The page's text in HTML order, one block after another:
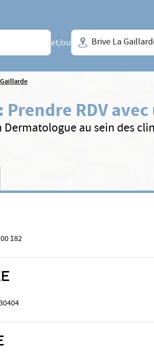
et/ou
Ville + N° de
: Prendre RDV
au sein des
182